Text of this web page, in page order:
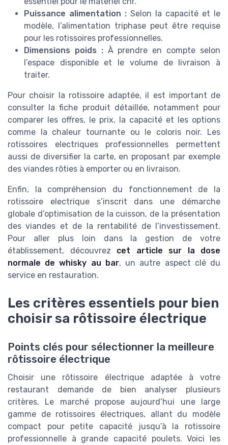
Puissance alimentation : Selon la capacité et le
modèle, l’alimentation triphase peut être requise
pour les rotissoires professionnelles.
Dimensions poids :À prendre en compte selon
l’espace disponible et le volume de livraison à
traiter.
Pour choisir la rotissoire adaptée, il est important de
consulter la fiche produit détaillée, notamment pour
comparer les offres, le prix, la capacité et les options
comme la chaleur tournante ou le coloris noir. Les
rotissoires electriques professionnelles permettent
aussi de diversifier la carte, en proposant par exemple
des viandes rôties à emporter ou en livraison.
Enfin, la compréhension du fonctionnement de la
rotissoire electrique s’inscrit dans une démarche
globale d’optimisation de la cuisson, de la présentation
des viandes et de la rentabilité de l’investissement.
Pour aller plus loin dans la gestion de votre
établissement, découvrez cet article sur la dose
normale de whisky au bar, un autre aspect clé du
service en restauration.
Les critères essentiels pour bien
choisir sa rôtissoire électrique
Points clés pour sélectionner la meilleure
rôtissoire électrique
Choisir une rôtissoire électrique adaptée à votre
restaurant demande de bien analyser plusieurs
critères. Le marché propose aujourd’hui une large
gamme de rotissoires électriques, allant du modèle
compact pour petite capacité jusqu’à la rotissoire
professionnelle à grande capacité poulets. Voici les